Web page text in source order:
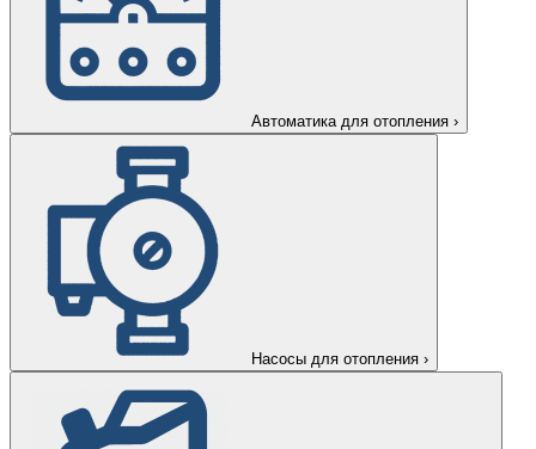
Автоматика для отопления ›
Насосы для отопления ›